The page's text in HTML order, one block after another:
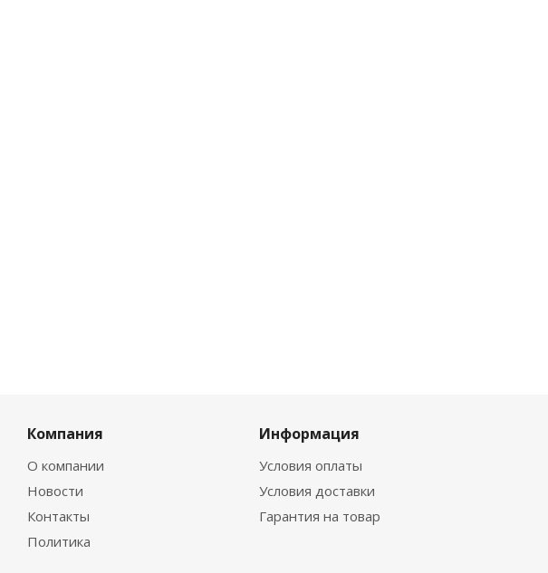
Компания
О компании
Новости
Контакты
Политика
Информация
Условия оплаты
Условия доставки
Гарантия на товар